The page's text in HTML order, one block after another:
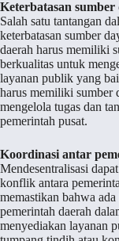
Keterbatasan
Salah satu tantangan
keterbatasan sumber
daerah harus memiliki
berkualitas untuk
layanan publik yang
harus memiliki sumber
mengelola tugas dan
pemerintah pusat.
Koordinasi antar
Mendesentralisasi
konflik antara
memastikan bahwa
pemerintah daerah
menyediakan layanan